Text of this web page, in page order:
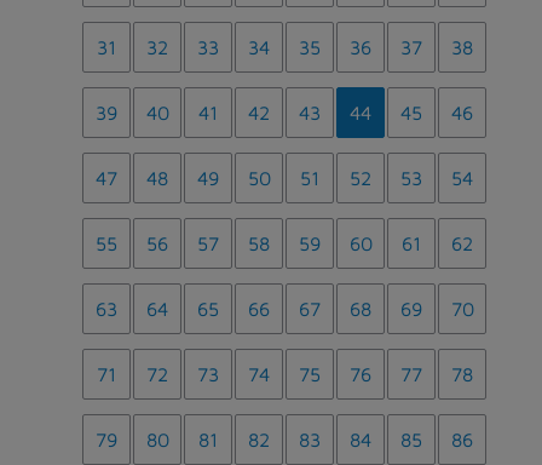
31 32 33 34 35 36 37 38
39 40 41 42 43 44 45 46
47 48 49 50 51 52 53 54
55 56 57 58 59 60 61 62
63 64 65 66 67 68 69 70
71 72 73 74 75 76 77 78
79 80 81 82 83 84 85 86